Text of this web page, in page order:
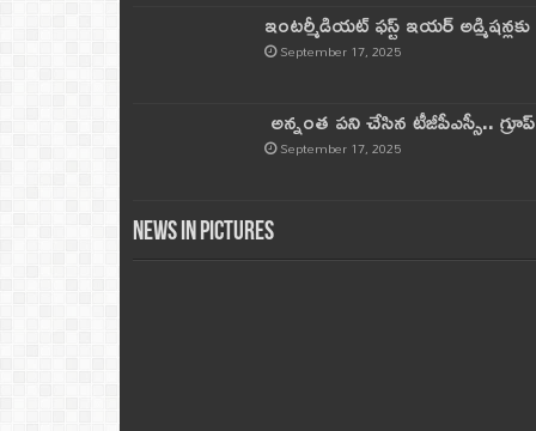
ఇంటర్మీడియట్ ఫస్ట్‌ ఇయర్‌
September 17, 2025
అన్నంత పని చేసిన టీజీపీఎస్సీ..
September 17, 2025
News in Pictures